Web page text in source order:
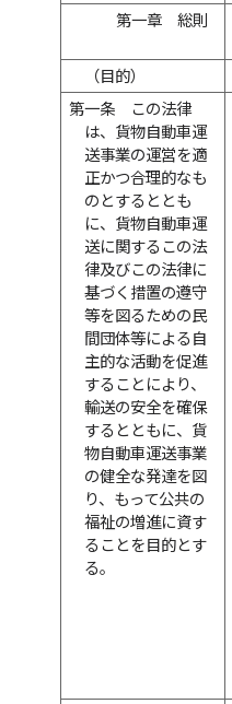
第一章 総則
（目的）
第一条
この法律
は、貨物自動車運
送事業の運営を適
正かつ合理的なも
のとするととも
に、貨物自動車運
送に関するこの法
律及びこの法律に
基づく措置の遵守
等を図るための民
間団体等による自
主的な活動を促進
することにより、
輸送の安全を確保
するとともに、貨
物自動車運送事業
の健全な発達を図
り、もって公共の
福祉の増進に資す
ることを目的とす
る。